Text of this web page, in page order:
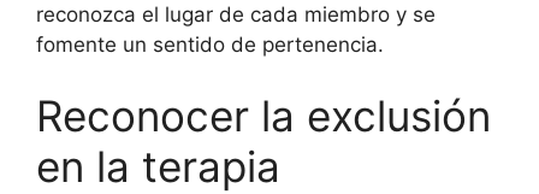
reconozca el lugar de cada miembro y se
fomente un sentido de pertenencia.
Reconocer la exclusión
en la terapia